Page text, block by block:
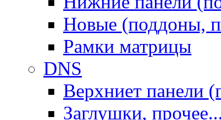
Новые (поддоны,
Рамки матрицы
DNS
Верхниет панели
Заглушки,